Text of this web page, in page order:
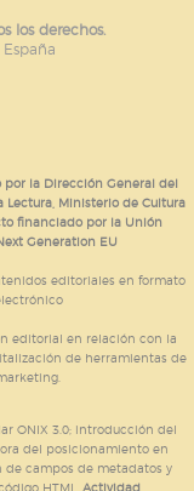
los derechos.
por la Dirección General del
Lectura, Ministerio de Cultura
financiado por la Unión
Generation EU
editoriales en formato
editorial en relación con la
de herramientas de
ONIX 3.0; introducción del
del posicionamiento en
de campos de metadatos y